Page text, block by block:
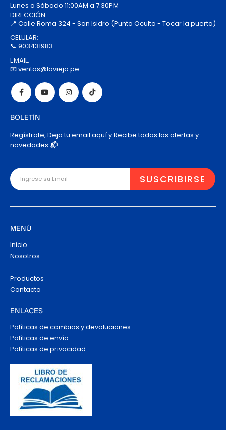
Lunes a Sábado 11:00AM a 7:30PM
DIRECCIÓN:
📍 Calle Roma 324 - San Isidro (Punto Oculto - Tocar la puerta)
CELULAR:
📞 903431983
EMAIL:
📧 ventas@lavieja.pe
BOLETÍN
Regístrate, Deja tu email aquí y Recibe todas las ofertas y
novedades 📬
MENÚ
Inicio
Nosotros
Productos
Contacto
ENLACES
Políticas de cambios y devoluciones
Políticas de envío
Políticas de privacidad